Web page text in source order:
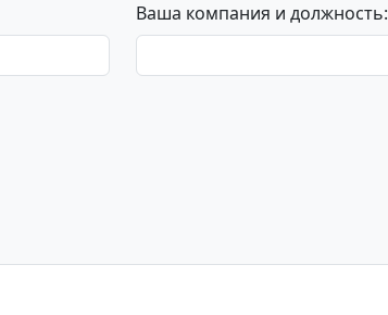
Ваша компания и должность: